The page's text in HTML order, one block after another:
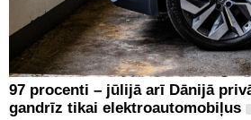
97 procenti – jūlijā arī Dānijā
gandrīz tikai elektroautomobiļus